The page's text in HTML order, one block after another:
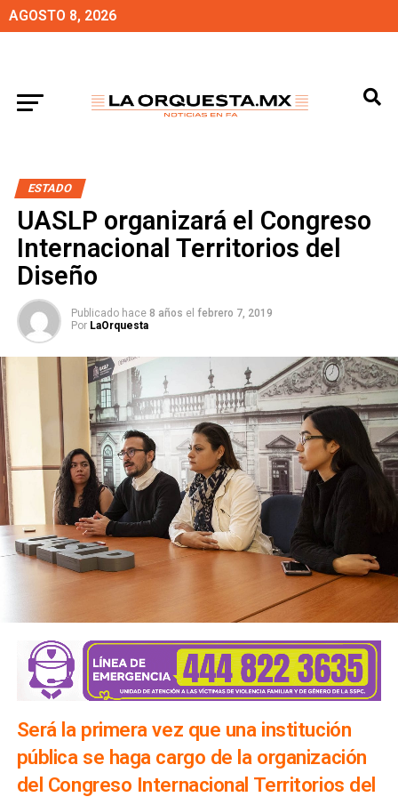
AGOSTO 8, 2026
ESTADO
UASLP organizará el Congreso
Internacional Territorios del
Diseño
Publicado hace 8 años el febrero 7, 2019
Por LaOrquesta
Será la primera vez que una institución
pública se haga cargo de la organización
del Congreso Internacional Territorios del